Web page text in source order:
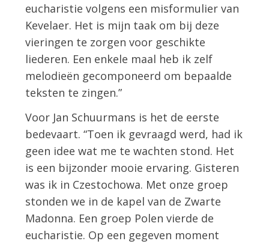
eucharistie volgens een misformulier van
Kevelaer. Het is mijn taak om bij deze
vieringen te zorgen voor geschikte
liederen. Een enkele maal heb ik zelf
melodieën gecomponeerd om bepaalde
teksten te zingen.”
Voor Jan Schuurmans is het de eerste
bedevaart. “Toen ik gevraagd werd, had ik
geen idee wat me te wachten stond. Het
is een bijzonder mooie ervaring. Gisteren
was ik in Czestochowa. Met onze groep
stonden we in de kapel van de Zwarte
Madonna. Een groep Polen vierde de
eucharistie. Op een gegeven moment